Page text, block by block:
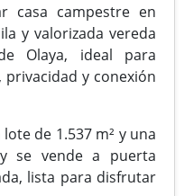
casa campestre en
y valorizada vereda
Olaya, ideal para
y conexión
de 1.537 m² y una
se vende a puerta
lista para disfrutar